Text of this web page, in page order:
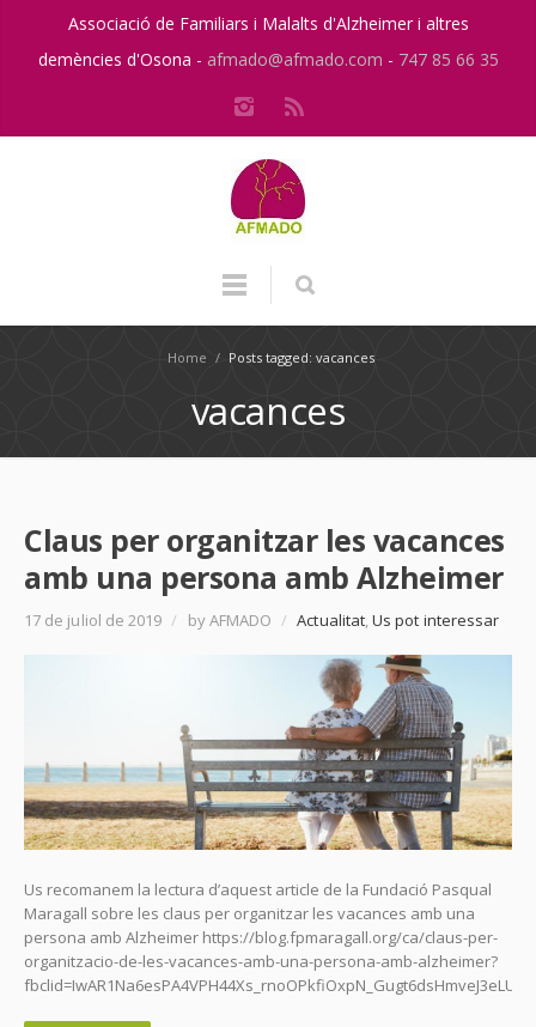
Associació de Familiars i Malalts d'Alzheimer i altres
demències d'Osona - afmado@afmado.com - 747 85 66 35
Home / Posts tagged: vacances
vacances
Claus per organitzar les vacances
amb una persona amb Alzheimer
17 de juliol de 2019 / by AFMADO / Actualitat,Us pot interessar
Us recomanem la lectura d’aquest article de la Fundació Pasqual
Maragall sobre les claus per organitzar les vacances amb una
persona amb Alzheimer https://blog.fpmaragall.org/ca/claus-per-
organitzacio-de-les-vacances-amb-una-persona-amb-alzheimer?